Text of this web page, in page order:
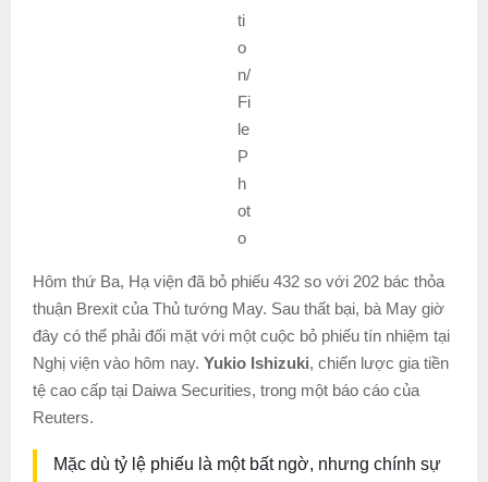
ti
o
n/
Fi
le
P
h
ot
o
Hôm thứ Ba, Hạ viện đã bỏ phiếu 432 so với 202 bác thỏa
thuận Brexit của Thủ tướng May. Sau thất bại, bà May giờ
đây có thể phải đối mặt với một cuộc bỏ phiếu tín nhiệm tại
Nghị viện vào hôm nay. Yukio Ishizuki, chiến lược gia tiền
tệ cao cấp tại Daiwa Securities, trong một báo cáo của
Reuters.
Mặc dù tỷ lệ phiếu là một bất ngờ, nhưng chính sự